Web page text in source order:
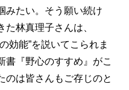
みたい。そう願い続け
林真理子さんは、
効能”を説いてこられま
書『野心のすすめ』がこ
のは皆さんもご存じのと